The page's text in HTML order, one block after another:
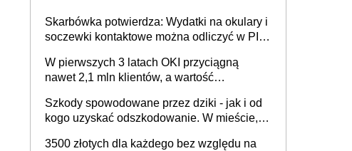
Skarbówka potwierdza: Wydatki na okulary i
soczewki kontaktowe można odliczyć w PIT.
niepełnosprawności. Częściowe
dofinansowanie (np. z zfśs) pomniejsza
odliczenie
W pierwszych 3 latach OKI przyciągną
nawet 2,1 mln klientów, a wartość
mld zł
Szkody spowodowane przez dziki - jak i od
kogo uzyskać odszkodowanie. W mieście,
3500 złotych dla każdego bez względu na